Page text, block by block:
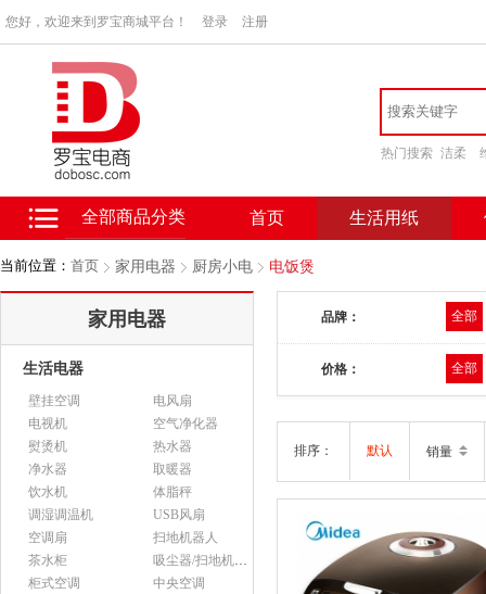
您好，欢迎来到罗宝商城平台！ 登录 注册
热门搜索 洁柔
全部商品分类 首页 生活用纸
当前位置： 首页 家用电器 厨房小电 电饭煲
家用电器
生活电器
壁挂空调
电风扇
电视机
空气净化器
熨烫机
热水器
净水器
取暖器
饮水机
体脂秤
调湿调温机
USB风扇
空调扇
扫地机器人
茶水柜
吸尘器/扫地机配件
柜式空调
中央空调
品牌： 全部
价格： 全部
排序： 默认 销量